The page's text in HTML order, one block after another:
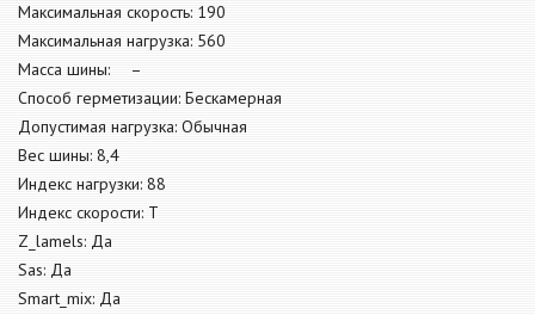
Максимальная скорость: 190
Максимальная нагрузка: 560
Масса шины: –
Способ герметизации: Бескамерная
Допустимая нагрузка: Обычная
Вес шины: 8,4
Индекс нагрузки: 88
Индекс скорости: T
Z_lamels: Да
Sas: Да
Smart_mix: Да